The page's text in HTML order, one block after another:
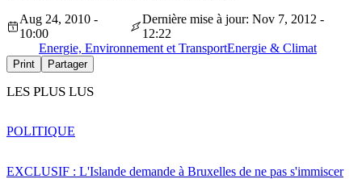
Aug 24, 2010 -
10:00
Dernière mise à jour: Nov 7, 2012 -
12:22
Energie, Environnement et TransportEnergie & Climat
Print Partager
LES PLUS LUS
EXCLUSIF : L'Islande demande à Bruxelles de ne pas s'immiscer
POLITIQUE